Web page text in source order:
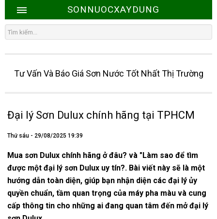
SONNUOCXAYDUNG
Tư Vấn Và Báo Giá Sơn Nước Tốt Nhất Thị Trường
Đại lý Sơn Dulux chính hãng tại TPHCM
Thứ sáu - 29/08/2025 19:39
Mua sơn Dulux chính hãng ở đâu? và "Làm sao để tìm
được một đại lý sơn Dulux uy tín?. Bài viết này sẽ là một
hướng dẫn toàn diện, giúp bạn nhận diện các đại lý ủy
quyền chuẩn, tầm quan trọng của máy pha màu và cung
cấp thông tin cho những ai đang quan tâm đến mở đại lý